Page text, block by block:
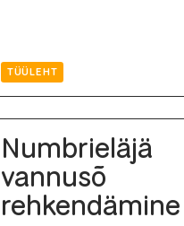
TÜÜLEHT
Numbrieläjä
vannusõ
rehkendämine